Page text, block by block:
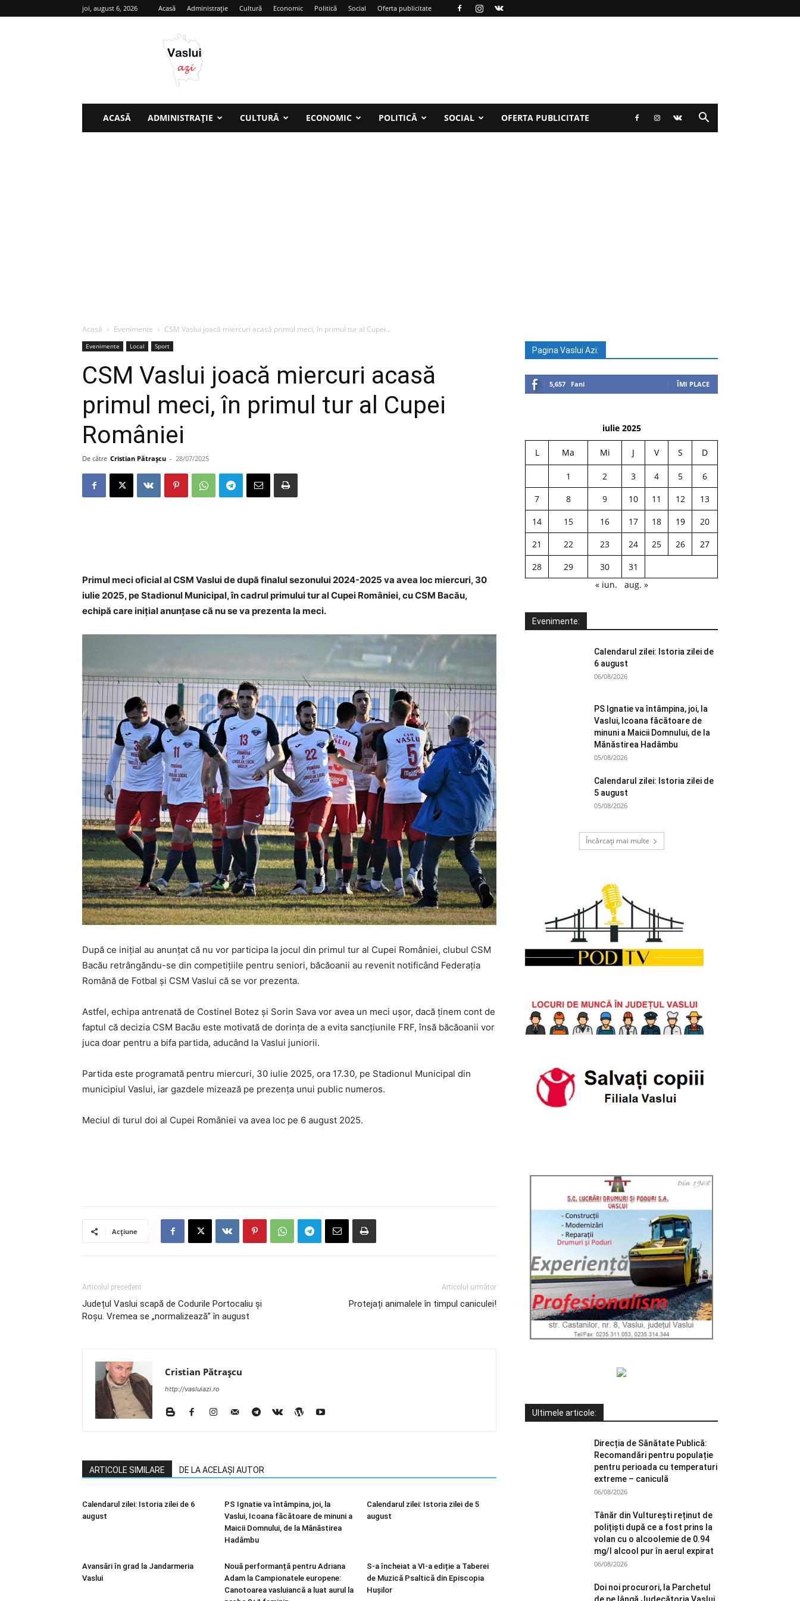
joi, august 6, 2026 Acasă Administrație Cultură Economic Politică Social Oferta publicitate
ACASĂ ADMINISTRAȚIE CULTURĂ ECONOMIC POLITICĂ SOCIAL OFERTA PUBLICITATE
Acasă Evenimente CSM Vaslui joacă miercuri acasă primul meci, în primul tur al Cupei...
Evenimente Local Sport
CSM Vaslui joacă miercuri acasă
primul meci, în primul tur al Cupei
României
De către Cristian Pătrașcu - 28/07/2025
Primul meci oficial al CSM Vaslui de după finalul sezonului 2024-2025 va avea loc miercuri, 30
iulie 2025, pe Stadionul Municipal, în cadrul primului tur al Cupei României, cu CSM Bacău,
echipă care inițial anunțase că nu se va prezenta la meci.
După ce inițial au anunțat că nu vor participa la jocul din primul tur al Cupei României, clubul CSM
Bacău retrângăndu-se din competițiile pentru seniori, băcăoanii au revenit notificând Federația
Română de Fotbal și CSM Vaslui că se vor prezenta.
Astfel, echipa antrenată de Costinel Botez și Sorin Sava vor avea un meci ușor, dacă ținem cont de
faptul că decizia CSM Bacău este motivată de dorința de a evita sancțiunile FRF, însă băcăoanii vor
juca doar pentru a bifa partida, aducând la Vaslui juniorii.
Partida este programată pentru miercuri, 30 iulie 2025, ora 17.30, pe Stadionul Municipal din
municipiul Vaslui, iar gazdele mizează pe prezența unui public numeros.
Meciul di turul doi al Cupei României va avea loc pe 6 august 2025.
Acțiune
Articolul precedent
Județul Vaslui scapă de Codurile Portocaliu și
Roșu. Vremea se „normalizează” în august
Articolul următor
Protejați animalele în timpul caniculei!
Cristian Pătrașcu
http://vasluiazi.ro
ARTICOLE SIMILARE DE LA ACELAȘI AUTOR
Calendarul zilei: Istoria zilei de 6
august
PS Ignatie va întâmpina, joi, la
Vaslui, Icoana făcătoare de minuni a
Maicii Domnului, de la Mănăstirea
Hadâmbu
Calendarul zilei: Istoria zilei de 5
august
Avansări în grad la Jandarmeria
Vaslui
Nouă performanță pentru Adriana
Adam la Campionatele europene:
Canotoarea vasluiancă a luat aurul la
S-a încheiat a VI-a ediție a Taberei
de Muzică Psaltică din Episcopia
Hușilor
Pagina Vaslui Azi:
5,657 Fani ÎMI PLACE
iulie 2025
L Ma Mi J V S D
1 2 3 4 5
6
7
8 9 10 11 12
13
14
15 16 17 18 19
20
21
22 23 24 25 26
27
28
29 30
31
« iun.
aug. »
Evenimente:
Calendarul zilei: Istoria zilei de
6 august
06/08/2026
PS Ignatie va întâmpina, joi, la
Vaslui, Icoana făcătoare de
minuni a Maicii Domnului, de la
Mănăstirea Hadâmbu
05/08/2026
Calendarul zilei: Istoria zilei de
5 august
05/08/2026
Încărcați mai multe
Ultimele articole:
Direcția de Sănătate Publică:
Recomandări pentru populație
pentru perioada cu temperaturi
extreme – caniculă
06/08/2026
Tânăr din Vulturești reținut de
polițiști după ce a fost prins la
volan cu o alcoolemie de 0.94
mg/l alcool pur în aerul expirat
06/08/2026
Doi noi procurori, la Parchetul